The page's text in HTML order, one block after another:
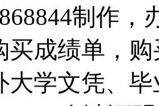
制作
买成绩单，
大学文凭、